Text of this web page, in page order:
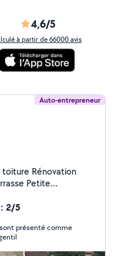
4,6/5
à partir de 66000 avis
Auto-entrepreneur
2/5
sont présenté comme
, très gentil